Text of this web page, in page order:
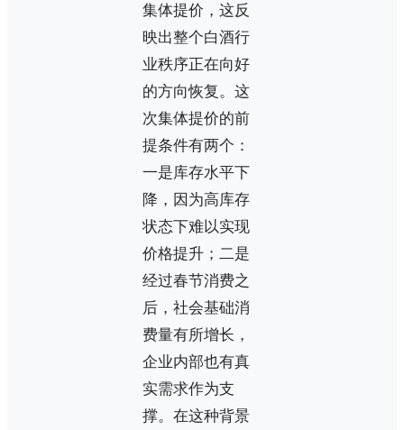
集体提价，这反
映出整个白酒行
业秩序正在向好
的方向恢复。这
次集体提价的前
提条件有两个：
一是库存水平下
降，因为高库存
状态下难以实现
价格提升；二是
经过春节消费之
后，社会基础消
费量有所增长，
企业内部也有真
实需求作为支
撑。在这种背景